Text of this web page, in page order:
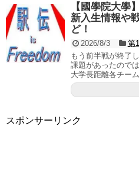
【國學院大學
新入生情報や
ど！
2026/8/3 第
もう前半戦が終了
課題があったので
大学長距離各チー
スポンサーリンク